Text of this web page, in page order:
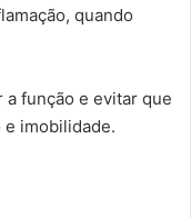
quando
função e evitar que
imobilidade.